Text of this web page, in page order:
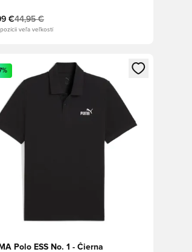
€44,95 €
veľa veľkostí
modál na prihlásenie alebo registráciu ako
Polo ESS No. 1 - Čierna